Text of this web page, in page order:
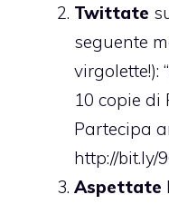
Twittate
seguente
virgolette!):
10 copie di
Partecipa
http://bit.ly/
Aspettate